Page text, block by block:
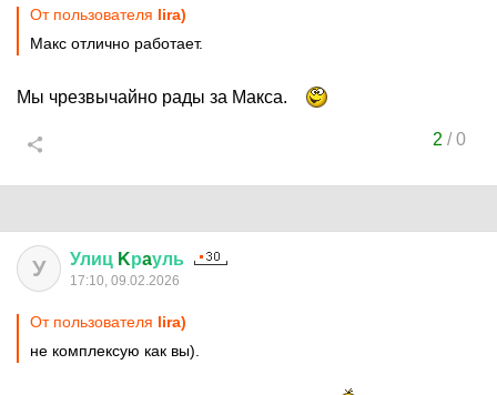
От пользователя lira)
Макс отлично работает.
Мы чрезвычайно рады за Макса.
2 /0
У Улиц Kрaуль
17:10, 09.02.2026
От пользователя lira)
не комплексую как вы).